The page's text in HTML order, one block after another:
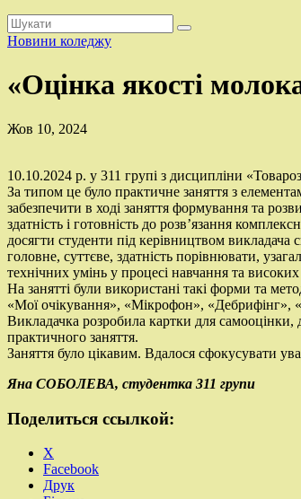
Новини коледжу
«Оцінка якості
Жов 10, 2024
10.10.2024 р. у 311 групі з дисципліни
За типом це було практичне заняття з
забезпечити в ході заняття формування та
здатність і готовність до розв’язання
досягти студенти під керівництвом
головне, суттєве, здатність порівнювати,
технічних умінь у процесі навчання та
На занятті були використані такі форми та
«Мої очікування», «Мікрофон»,
Викладачка розробила картки для самооцінки,
практичного заняття.
Заняття було цікавим. Вдалося сфокусувати
Яна СОБОЛЕВА, студентка 311 групи
Поделиться ссылкой:
X
Facebook
Друк